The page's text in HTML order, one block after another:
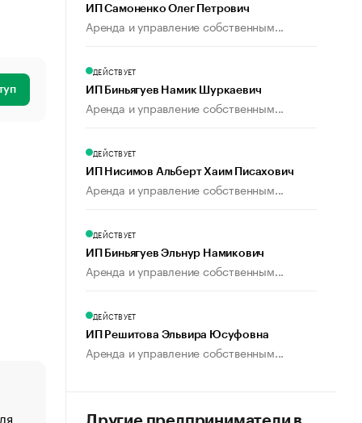
«От спорта тело стареет иначе». Как живет глава
ИП Самоненко Олег Петрович
Аренда и управление собственным...
ДЕЙСТВУЕТ
ИП Биньягуев Намик Шуркаевич
Аренда и управление собственным...
ДЕЙСТВУЕТ
ИП Нисимов Альберт Хаим Писахович
Аренда и управление собственным...
ДЕЙСТВУЕТ
ИП Биньягуев Эльнур Намикович
Аренда и управление собственным...
ДЕЙСТВУЕТ
ИП Решитова Эльвира Юсуфовна
Аренда и управление собственным...